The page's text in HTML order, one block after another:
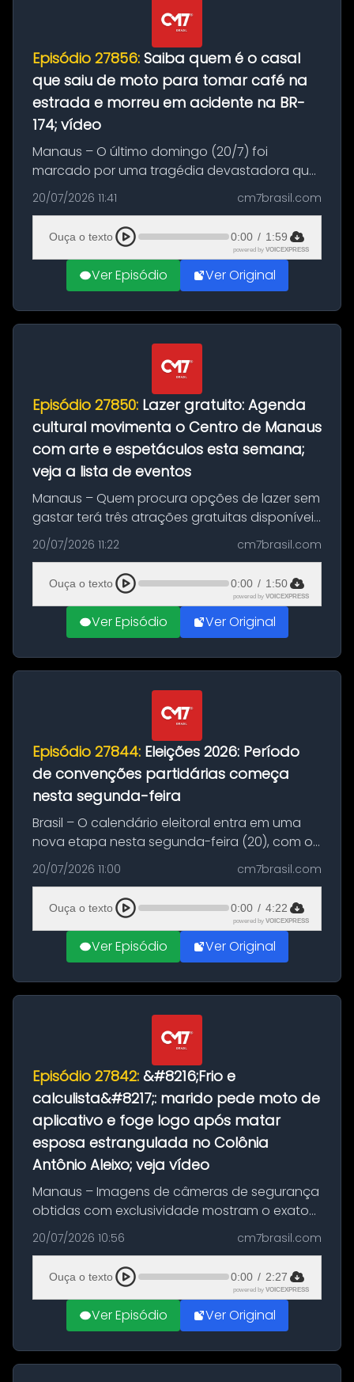
Episódio 27856: Saiba quem é o casal
que saiu de moto para tomar café na
estrada e morreu em acidente na BR-
174; vídeo
Manaus – O último domingo (20/7) foi
marcado por uma tragédia devastadora que
resultou na morte precoce de dois jovens na
BR-174, na zona rural de Manaus. Um passeio
com destino a um típico café regio...
20/07/2026 11:41 cm7brasil.com
Ouça o texto 0:00 / 1:59
powered by VOICEXPRESS
Ver Episódio Ver Original
Episódio 27850: Lazer gratuito: Agenda
cultural movimenta o Centro de Manaus
com arte e espetáculos esta semana;
veja a lista de eventos
Manaus – Quem procura opções de lazer sem
gastar terá três atrações gratuitas disponíveis
entre esta segunda-feira (20) e quinta-feira
(23). A programação inclui uma exposição
dedicada à história das ...
20/07/2026 11:22 cm7brasil.com
Ouça o texto 0:00 / 1:50
powered by VOICEXPRESS
Ver Episódio Ver Original
Episódio 27844: Eleições 2026: Período
de convenções partidárias começa
nesta segunda-feira
Brasil – O calendário eleitoral entra em uma
nova etapa nesta segunda-feira (20), com o
início do período destinado às convenções
partidárias. Até 5 de agosto, partidos e
federações poderão oficializa...
20/07/2026 11:00 cm7brasil.com
Ouça o texto 0:00 / 4:22
powered by VOICEXPRESS
Ver Episódio Ver Original
Episódio 27842: &#8216;Frio e
calculista&#8217;: marido pede moto de
aplicativo e foge logo após matar
esposa estrangulada no Colônia
Antônio Aleixo; veja vídeo
Manaus – Imagens de câmeras de segurança
obtidas com exclusividade mostram o exato
momento da fuga do principal suspeito da
morte de Larissa Araújo, de 28 anos. O crime
ocorreu na noite deste último d...
20/07/2026 10:56 cm7brasil.com
Ouça o texto 0:00 / 2:27
powered by VOICEXPRESS
Ver Episódio Ver Original